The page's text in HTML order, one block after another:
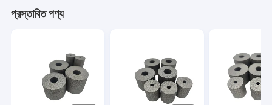
প্রস্তাবিত পণ্য